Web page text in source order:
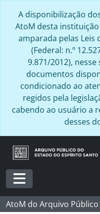
A disponibilização
AtoM desta
amparada pelas Leis
(Federal: n.º
9.871/2012),
documentos
condicionado ao
regidos pela
cabendo ao usuário a
desses
Toggle navigation
AtoM do Arquivo